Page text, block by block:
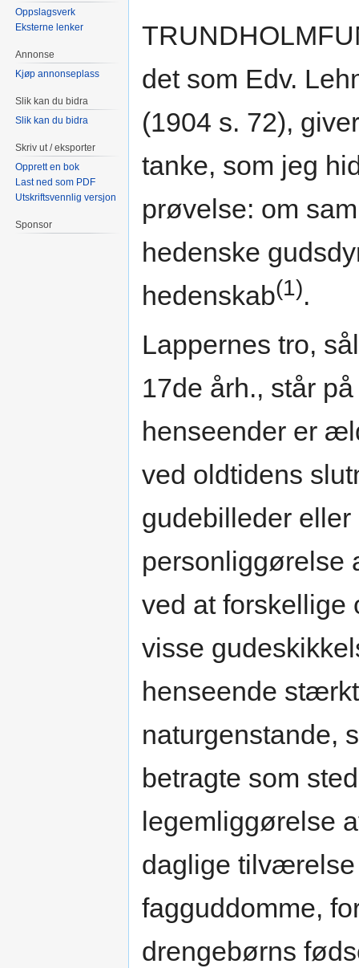
det som Edv.
(1904 s. 72),
tanke, som jeg
prøvelse: om
hedenske
hedenskab(1).
Lappernes tro,
17de årh., står
henseender er
ved oldtidens
gudebilleder
personliggørelse
ved at
visse
henseende
naturgenstande,
betragte som
legemliggørelse
daglige
fagguddomme,
drengebørns
Oppslagsverk
Eksterne lenker
Annonse
Kjøp annonseplass
Slik kan du bidra
Slik kan du bidra
Skriv ut / eksporter
Opprett en bok
Last ned som PDF
Utskriftsvennlig versjon
Sponsor